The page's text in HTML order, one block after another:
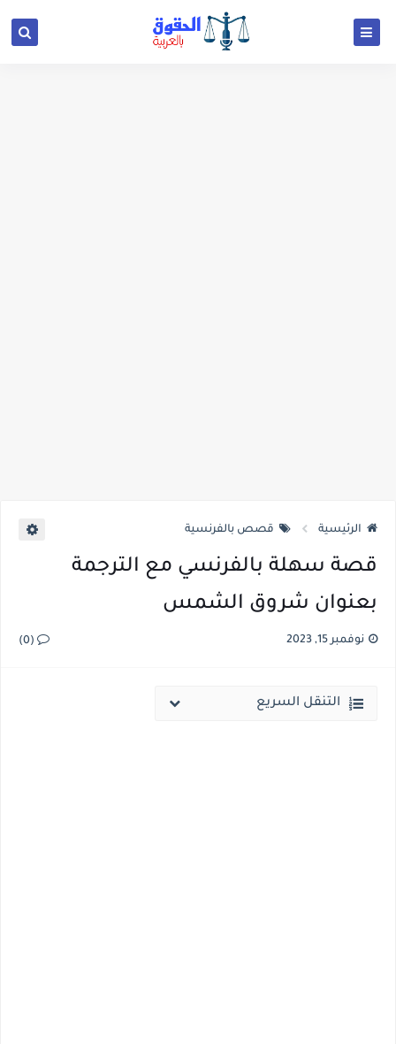
الرئيسية قصص بالفرنسية
قصة سهلة بالفرنسي مع الترجمة
بعنوان شروق الشمس
نوفمبر 15, 2023 (0)
التنقل السريع